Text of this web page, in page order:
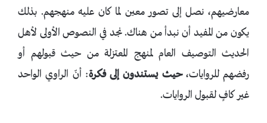
معارضيهم، نصل إلى تصور معين لما كان عليه منهجهم. بذلك
يكون من المفيد أن نبدأ من هناك. نجد في النصوص الأولى لأهل
الحديث التوصيف العام لمنهج المعتزلة من حيث قبولهم أو
رفضهم للروايات،حيث يستندون إلى فكرة: أنّ الراوي الواحد
غير كافٍ لقبول الروايات.